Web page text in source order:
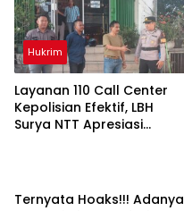
Hukrim
Layanan 110 Call Center
Kepolisian Efektif, LBH
Surya NTT Apresiasi
Ternyata Hoaks!!! Adanya